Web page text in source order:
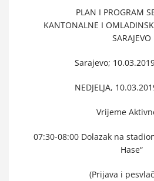
PLAN I PROGRAM
KANTONALNE I
SARAJEVO
Sarajevo;
NEDJELJA,
Vrijeme
07:30-08:00 Dolazak na
Hase“
(Prijava i